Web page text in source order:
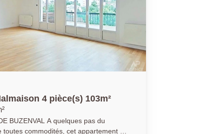
4 pièce(s) 103m²
A quelques pas du